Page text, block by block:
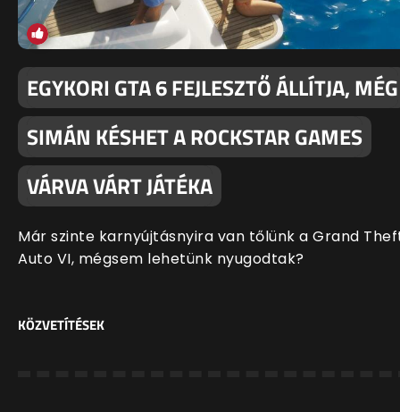
EGYKORI GTA 6 FEJLESZTŐ ÁLLÍTJA, MÉG
SIMÁN KÉSHET A ROCKSTAR GAMES
VÁRVA VÁRT JÁTÉKA
Már szinte karnyújtásnyira van tőlünk a Grand
Auto VI, mégsem lehetünk nyugodtak?
KÖZVETÍTÉSEK